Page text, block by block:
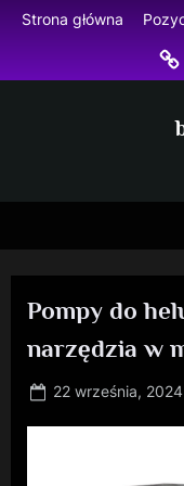
Skip
content
Strona główna
Pompy do
narzędzia w
Posted
22 września, 2024